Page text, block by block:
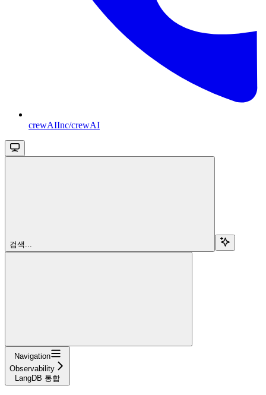
crewAIInc/crewAI
검색...
Navigation
Observability
LangDB 통합